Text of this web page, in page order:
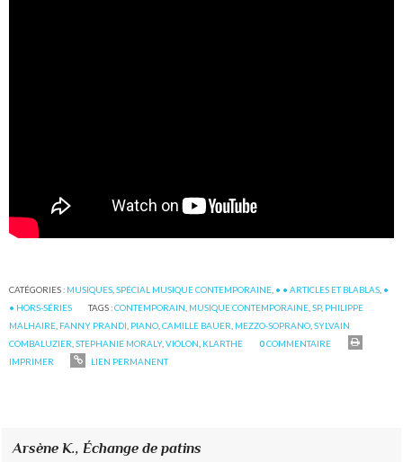
CATÉGORIES : MUSIQUES ,SPÉCIAL MUSIQUE CONTEMPORAINE • • ARTICLES ET BLABLAS •
• HORS-SÉRIES
TAGS :CONTEMPORAIN MUSIQUE CONTEMPORAINE ,SP, PHILIPPE
MALHAIRE FANNY PRANDI PIANO ,CAMILLE BAUER MEZZO-SOPRANO ,SYLVAIN
COMBALUZIER ,STEPHANIE MORALY,VIOLON KLARTHE 0COMMENTAIRE
IMPRIMER
LIEN PERMANENT
Arsène K.,Échange de patins